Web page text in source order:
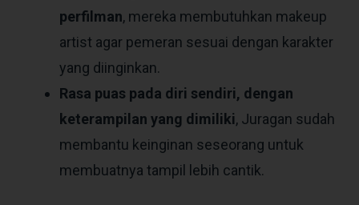
perfilman, mereka membutuhkan makeup
artist agar pemeran sesuai dengan karakter
yang diinginkan.
Rasa puas pada diri sendiri, dengan
keterampilan yang dimiliki, Juragan sudah
membantu keinginan seseorang untuk
membuatnya tampil lebih cantik.